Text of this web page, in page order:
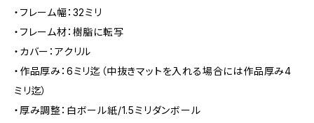
・フレーム幅：32ミリ
・フレーム材：樹脂に転写
・カバー：アクリル
・作品厚み：6ミリ迄（中抜きマットを入れる場合には作品厚み4
ミリ迄）
・厚み調整：白ボール紙/1.5ミリダンボール